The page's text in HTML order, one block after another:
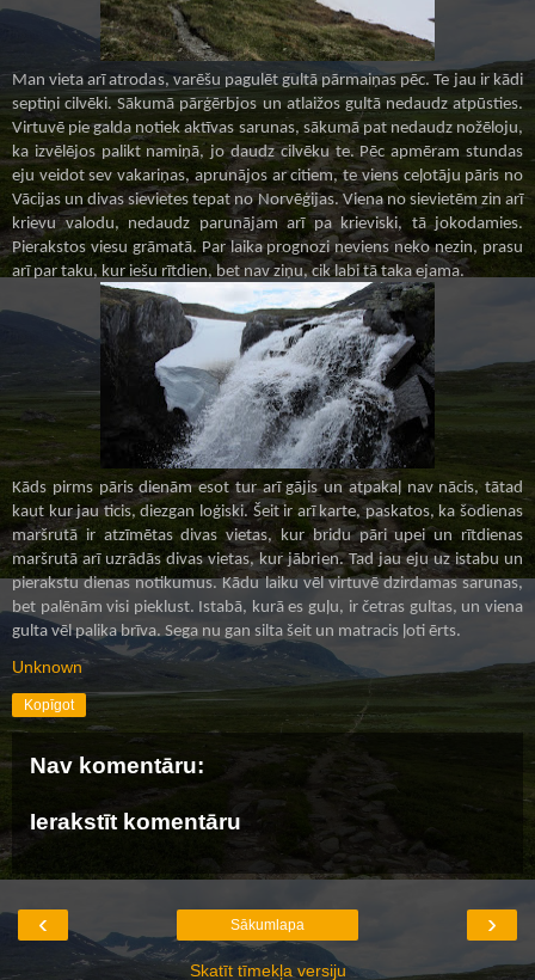
Man vieta arī atrodas, varēšu pagulēt gultā pārmaiņas pēc. Te jau ir kādi
septiņi cilvēki. Sākumā pārģērbjos un atlaižos gultā nedaudz atpūsties.
Virtuvē pie galda notiek aktīvas sarunas, sākumā pat nedaudz nožēloju,
ka izvēlējos palikt namiņā, jo daudz cilvēku te. Pēc apmēram stundas
eju veidot sev vakariņas, aprunājos ar citiem, te viens ceļotāju pāris no
Vācijas un divas sievietes tepat no Norvēģijas. Viena no sievietēm zin arī
krievu valodu, nedaudz parunājam arī pa krieviski, tā jokodamies.
Pierakstos viesu grāmatā. Par laika prognozi neviens neko nezin, prasu
arī par taku, kur iešu rītdien, bet nav ziņu, cik labi tā taka ejama.
Kāds pirms pāris dienām esot tur arī gājis un atpakaļ nav nācis, tātad
kaut kur jau ticis, diezgan loģiski. Šeit ir arī karte, paskatos, ka šodienas
maršrutā ir atzīmētas divas vietas, kur bridu pāri upei un rītdienas
maršrutā arī uzrādās divas vietas, kur jābrien. Tad jau eju uz istabu un
pierakstu dienas notikumus. Kādu laiku vēl virtuvē dzirdamas sarunas,
bet palēnām visi pieklust. Istabā, kurā es guļu, ir četras gultas, un viena
gulta vēl palika brīva. Sega nu gan silta šeit un matracis ļoti ērts.
Unknown
Kopīgot
Nav komentāru:
Ierakstīt komentāru
‹ ›
Sākumlapa
Skatīt tīmekļa versiju